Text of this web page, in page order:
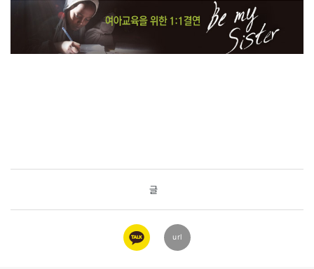
글
카카오
링크
url